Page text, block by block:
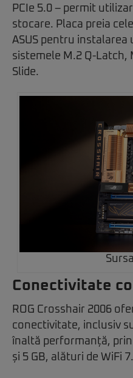
PCIe 5.0 – permit
stocare. Placa preia
ASUS pentru
sistemele M.2 Q-Latch,
Slide.
Conectivitate
ROG Crosshair 2006
conectivitate, inclusiv
înaltă performanță,
și 5 GB, alături de WiFi 7.